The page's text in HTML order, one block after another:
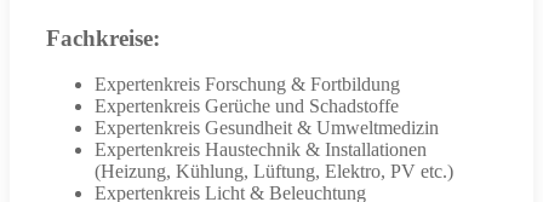
Fachkreise:
Expertenkreis Forschung & Fortbildung
Expertenkreis Gerüche und Schadstoffe
Expertenkreis Gesundheit & Umweltmedizin
Expertenkreis Haustechnik & Installationen
(Heizung, Kühlung, Lüftung, Elektro, PV etc.)
Expertenkreis Licht & Beleuchtung